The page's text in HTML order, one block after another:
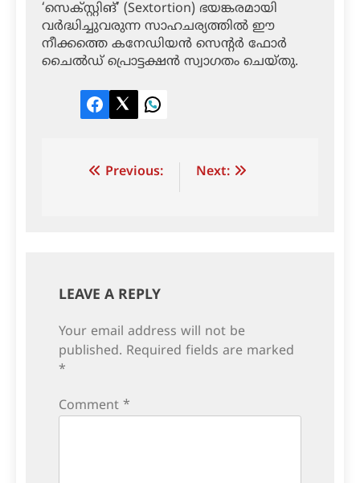
‘സെക്സ്റ്റിങ്’ (Sextortion) ഭയങ്കരമായി
വർദ്ധിച്ചുവരുന്ന സാഹചര്യത്തിൽ ഈ
നീക്കത്തെ കനേഡിയൻ സെന്റർ ഫോർ
ചൈൽഡ് പ്രൊട്ടക്ഷൻ സ്വാഗതം ചെയ്തു.
Facebook
TwitterLinkedIn
Post Previous: Next:
LEAVE A REPLY
Your email address will not be
published. Required fields are marked
*
Comment *